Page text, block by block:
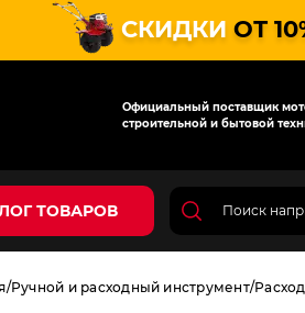
СКИДКИ ОТ
Официальный поставщик
строительной и бытовой
ТОВАРОВ
Ручной и расходный инструмент